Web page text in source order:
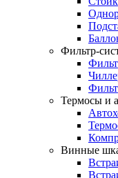
Фильтр-
Термосы и
Винные